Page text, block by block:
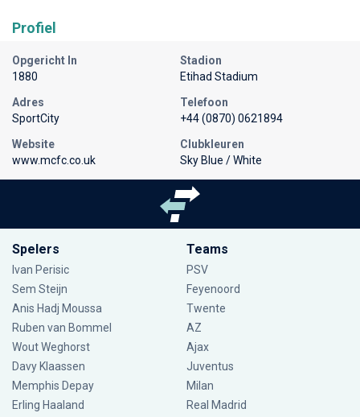
Profiel
Opgericht In
1880
Stadion
Etihad Stadium
Adres
SportCity
Telefoon
+44 (0870) 0621894
Website
www.mcfc.co.uk
Clubkleuren
Sky Blue / White
Spelers
Ivan Perisic
Sem Steijn
Anis Hadj Moussa
Ruben van Bommel
Wout Weghorst
Davy Klaassen
Memphis Depay
Erling Haaland
Teams
PSV
Feyenoord
Twente
AZ
Ajax
Juventus
Milan
Real Madrid